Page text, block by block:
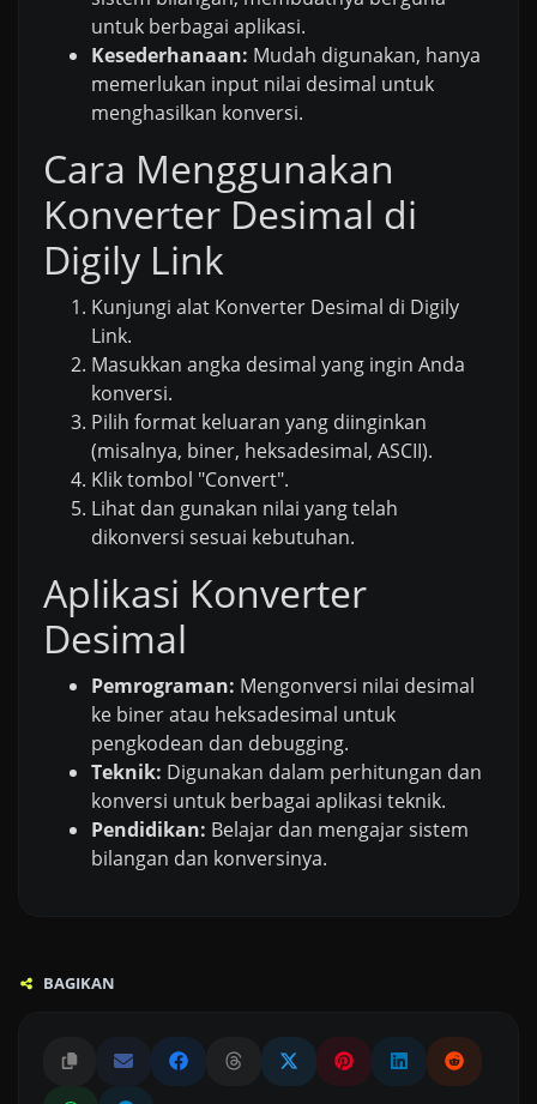
untuk berbagai aplikasi.
Kesederhanaan: Mudah digunakan, hanya
memerlukan input nilai desimal untuk
menghasilkan konversi.
Cara Menggunakan
Konverter Desimal di
Digily Link
Kunjungi alat Konverter Desimal di Digily
Link.
Masukkan angka desimal yang ingin Anda
konversi.
Pilih format keluaran yang diinginkan
(misalnya, biner, heksadesimal, ASCII).
Klik tombol "Convert".
Lihat dan gunakan nilai yang telah
dikonversi sesuai kebutuhan.
Aplikasi Konverter
Desimal
Pemrograman: Mengonversi nilai desimal
ke biner atau heksadesimal untuk
pengkodean dan debugging.
Teknik: Digunakan dalam perhitungan dan
konversi untuk berbagai aplikasi teknik.
Pendidikan: Belajar dan mengajar sistem
bilangan dan konversinya.
BAGIKAN